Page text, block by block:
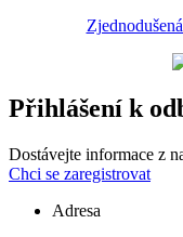
Přihlášení k
Dostávejte informace z
Chci se zaregistrovat
Adresa